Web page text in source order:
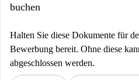
buchen
Halten Sie diese Dokumente für
Bewerbung bereit. Ohne diese
abgeschlossen werden.